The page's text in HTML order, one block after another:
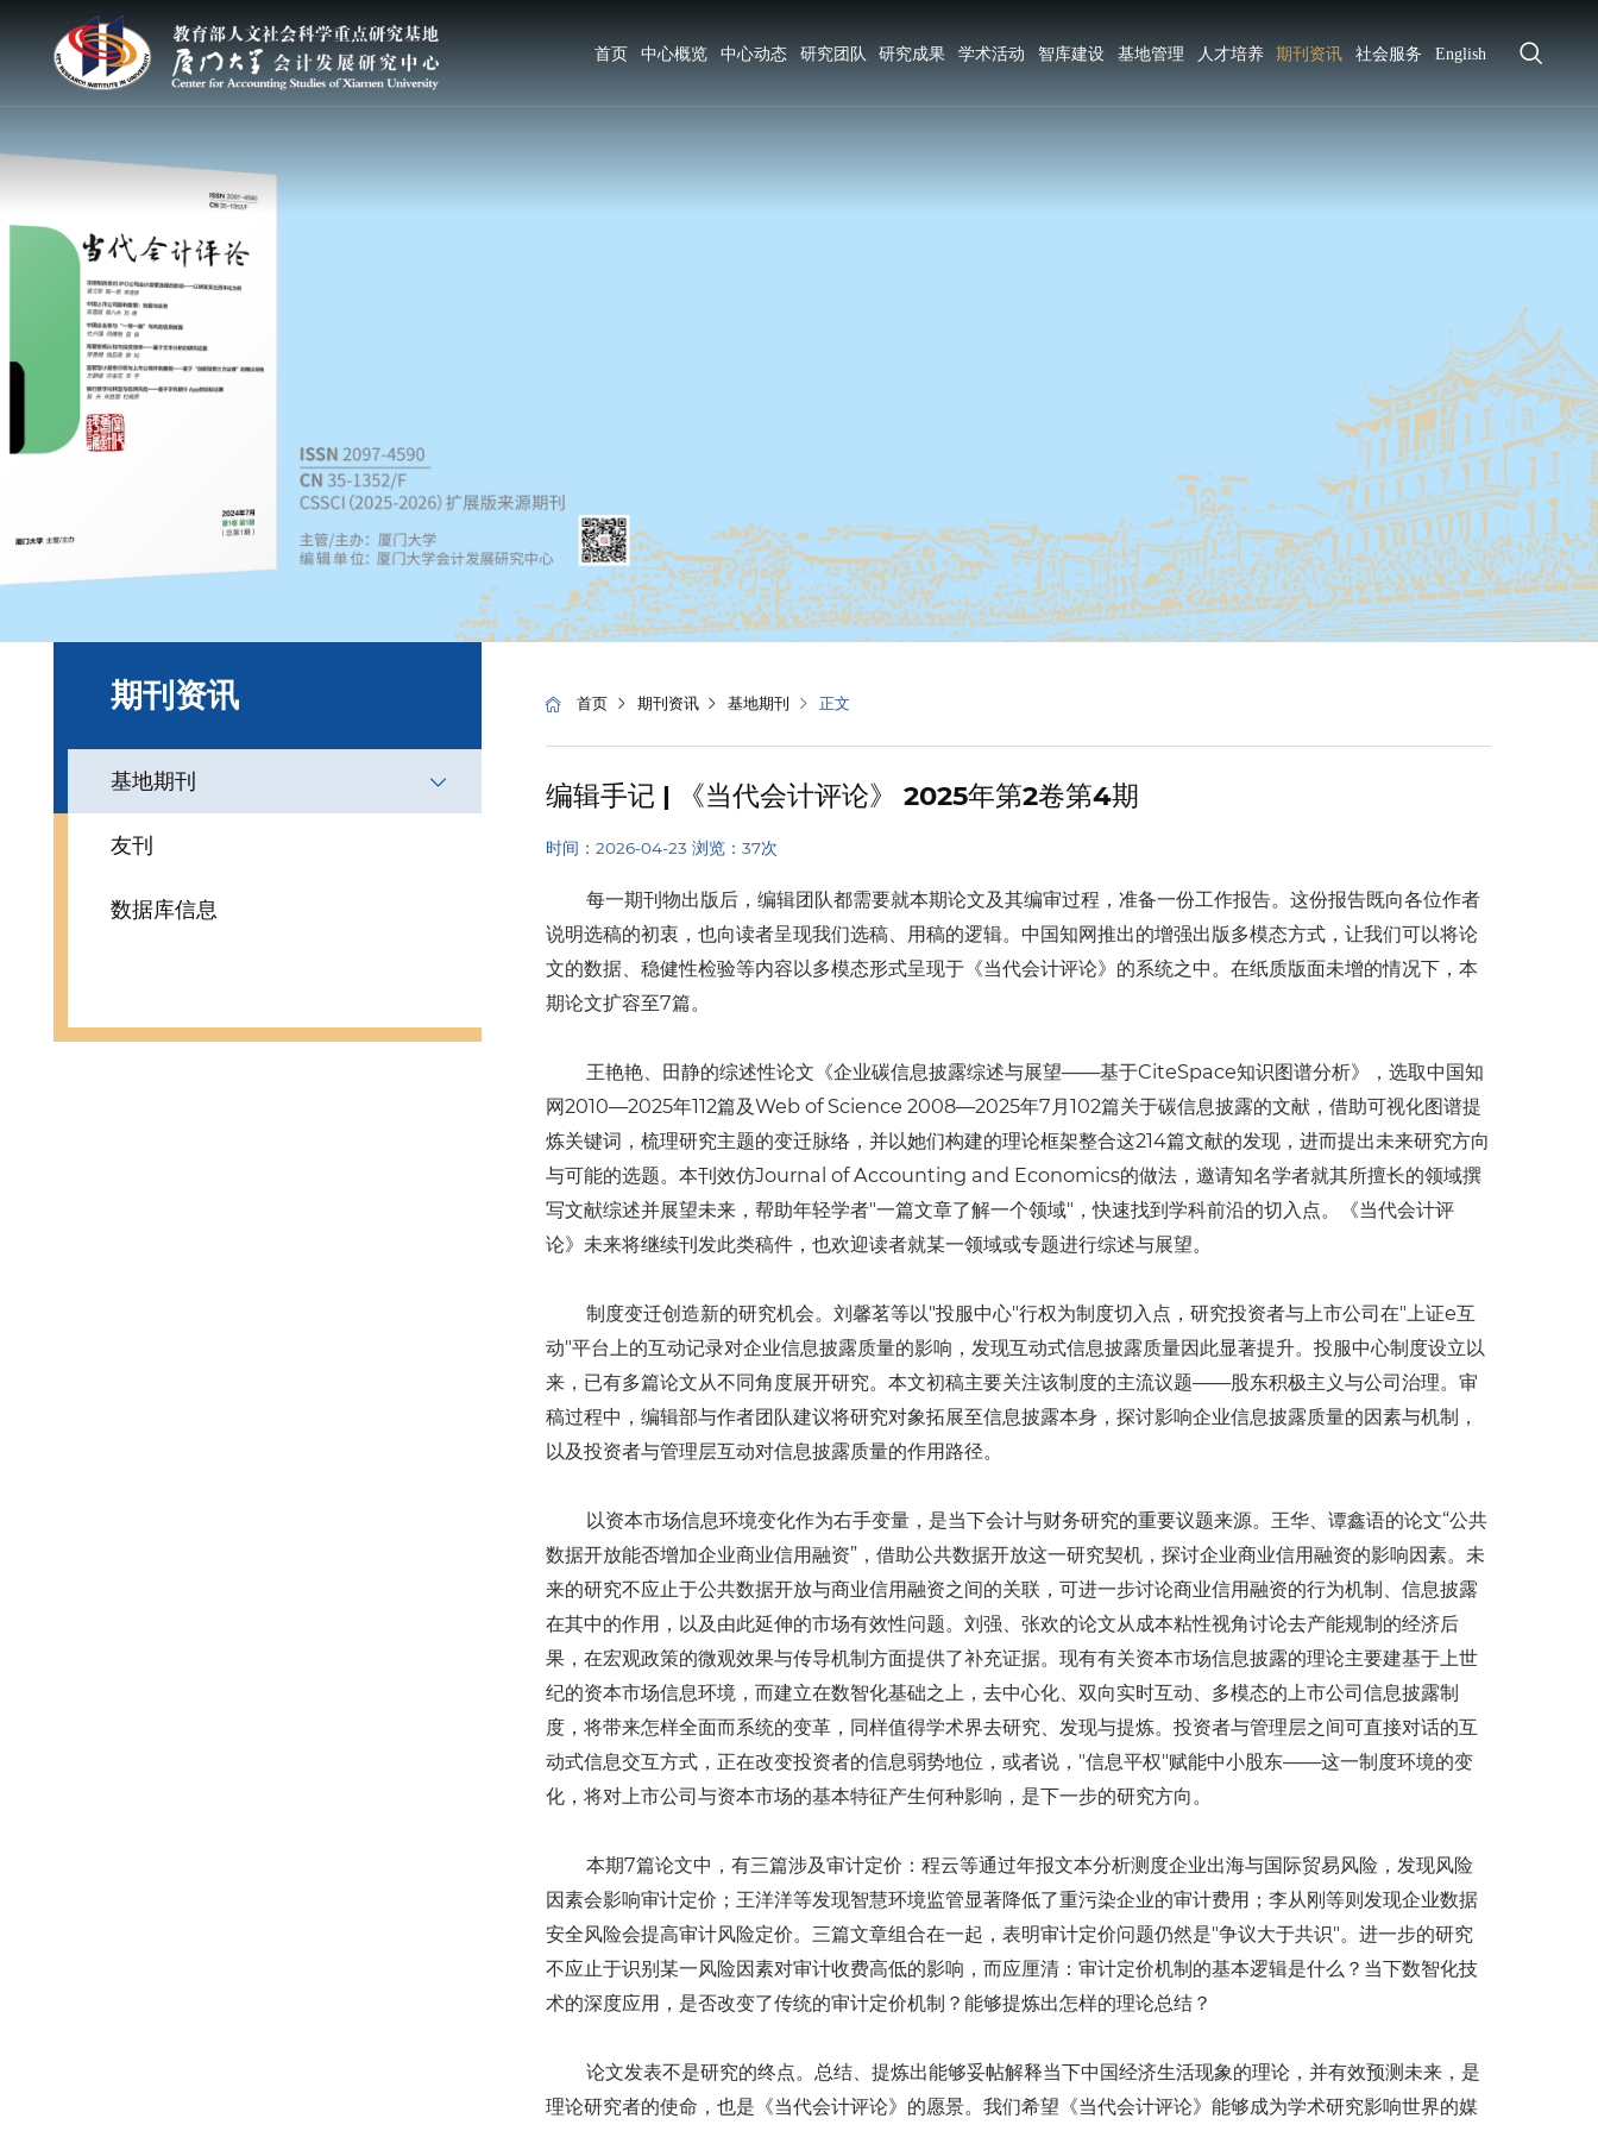
首页 中心概览 中心动态 研究团队 研究成果 学术活动 智库建设 基地管理 人才培养 期刊资讯 社会服务 English
期刊资讯
基地期刊
友刊
数据库信息
首页 期刊资讯 基地期刊 正文
编辑手记 | 《当代会计评论》 2025年第2卷第4期
时间：2026-04-23 浏览： 37次
每一期刊物出版后，编辑团队都需要就本期论文及其编审过程，准备一份工作报告。这份报告既向各位作者
说明选稿的初衷，也向读者呈现我们选稿、用稿的逻辑。中国知网推出的增强出版多模态方式，让我们可以将论
文的数据、稳健性检验等内容以多模态形式呈现于《当代会计评论》的系统之中。在纸质版面未增的情况下，本
期论文扩容至7篇。
王艳艳、田静的综述性论文《企业碳信息披露综述与展望——基于CiteSpace知识图谱分析》，选取中国知
网2010—2025年112篇及Web of Science 2008—2025年7月102篇关于碳信息披露的文献，借助可视化图谱提
炼关键词，梳理研究主题的变迁脉络，并以她们构建的理论框架整合这214篇文献的发现，进而提出未来研究方向
与可能的选题。本刊效仿Journal of Accounting and Economics的做法，邀请知名学者就其所擅长的领域撰
写文献综述并展望未来，帮助年轻学者"一篇文章了解一个领域"，快速找到学科前沿的切入点。《当代会计评
论》未来将继续刊发此类稿件，也欢迎读者就某一领域或专题进行综述与展望。
制度变迁创造新的研究机会。刘馨茗等以"投服中心"行权为制度切入点，研究投资者与上市公司在" 上证e互
动"平台上的互动记录对企业信息披露质量的影响，发现互动式信息披露质量因此显著提升。投服中心制度设立以
来，已有多篇论文从不同角度展开研究。本文初稿主要关注该制度的主流议题——股东积极主义与公司治理。审
稿过程中，编辑部与作者团队建议将研究对象拓展至信息披露本身，探讨影响企业信息披露质量的因素与机制，
以及投资者与管理层互动对信息披露质量的作用路径。
以资本市场信息环境变化作为右手变量，是当下会计与财务研究的重要议题来源。王华、谭鑫语的论文“公共
数据开放能否增加企业商业信用融资”，借助公共数据开放这一研究契机，探讨企业商业信用融资的影响因素。未
来的研究不应止于公共数据开放与商业信用融资之间的关联，可进一步讨论商业信用融资的行为机制、信息披露
在其中的作用，以及由此延伸的市场有效性问题。刘强、张欢的论文从 成本粘性视角讨论去产能规制的经济后
果，在宏观政策的微观效果与传导机制方面提供了补充证据。现有有关资本市场信息披露的理论主要建基于上世
纪的资本市场信息环境，而建立在数智化基础之上，去中心化、双向实时互动、多模态的上市公司信息披露制
度，将带来怎样全面而系统的变革，同样值得学术界去研究、发现与提炼。投资者与管理层之间可直接对话的互
动式信息交互方式，正在改变投资者的信息弱势地位，或者说，"信息平权"赋能中小股东——这一制度环境的变
化，将对上市公司与资本市场的基本特征产生何种影响，是下一步的研究方向。
本期7篇论文中，有三篇涉及审计定价 ：程云等通过年报文本分析测度企业出海与国际贸易风险，发现风险
因素会影响审计定价；王洋洋等发现智慧环境监管显著降低了重污染企业的审计费用；李从刚等则发现企业数据
安全风险会提高审计风险定价。三篇文章组合在一起，表明审计定价问题仍然是"争议大于共识"。进一步的研究
不应止于识别某一风险因素对审计收费高低的影响，而应厘清：审计定价机制的基本逻辑是什么？当下数智化技
术的深度应用，是否改变了传统的审计定价机制？能够提炼出怎样的理论总结？
论文发表不是研究的终点。总结、提炼出能够妥帖解释当下中国经济生活现象的理论，并有效预测未来，是
理论研究者的使命，也是《当代会计评论》的愿景。我们希望《当代会计评论》能够成为学术研究影响世界的媒